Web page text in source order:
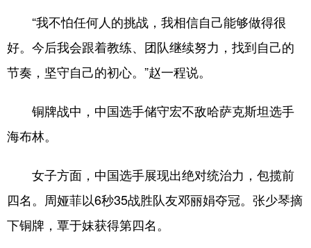
“我不怕任何人的挑战，我相信自己能够做得很
好。今后我会跟着教练、团队继续努力，找到自己的
节奏，坚守自己的初心。”赵一程说。
铜牌战中，中国选手储守宏不敌哈萨克斯坦选手
海布林。
女子方面，中国选手展现出绝对统治力，包揽前
四名。周娅菲以6秒35战胜队友邓丽娟夺冠。张少琴摘
下铜牌，覃于妹获得第四名。